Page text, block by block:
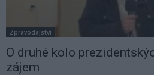
Zpravodajství
O druhé kolo
zájem